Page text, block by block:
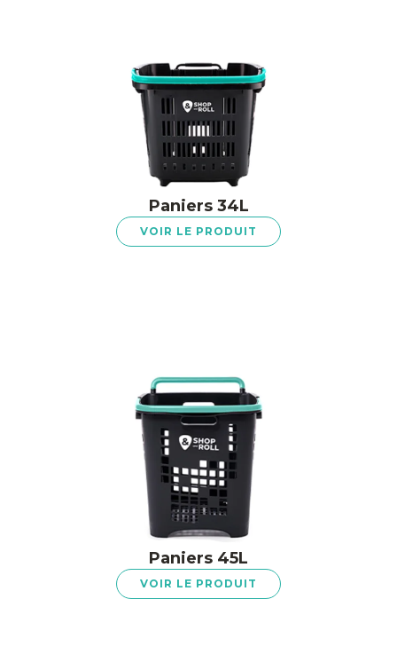
Paniers 34L
VOIR LE PRODUIT
Paniers 45L
VOIR LE PRODUIT